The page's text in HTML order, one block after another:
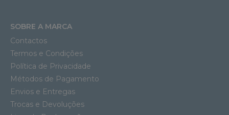
SOBRE A MARCA
Contactos
Termos e Condições
Política de Privacidade
Métodos de Pagamento
Envios e Entregas
Trocas e Devoluções